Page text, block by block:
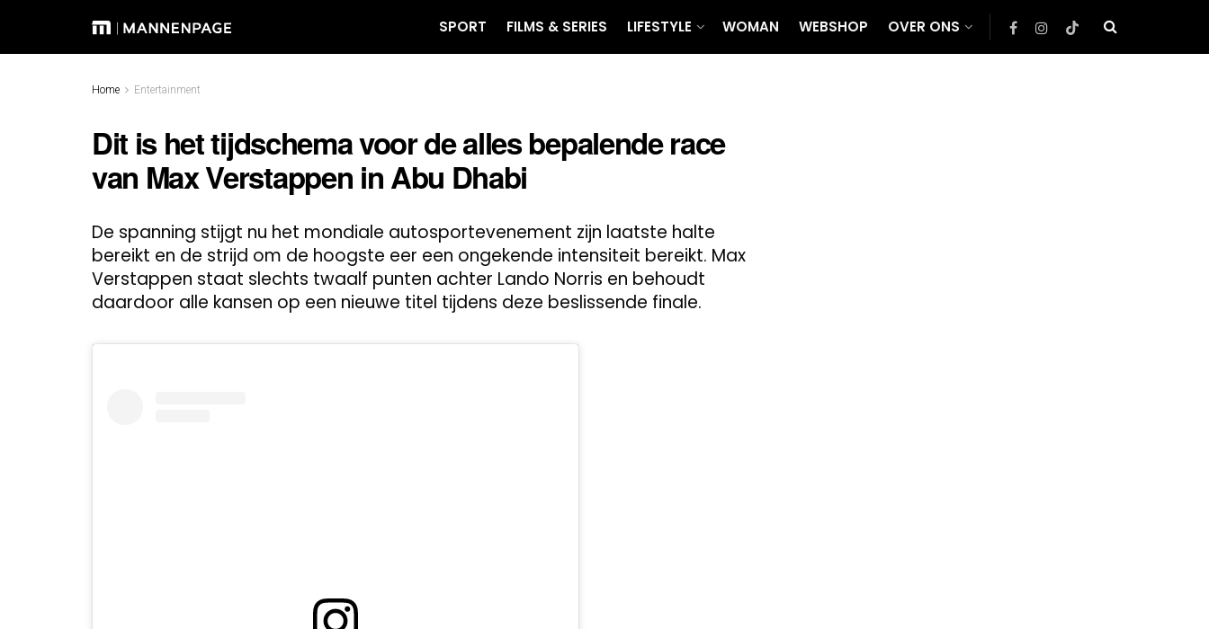
SPORT FILMS & SERIES LIFESTYLE WOMAN WEBSHOP OVER ONS
Home Entertainment
Dit is het tijdschema voor de alles bepalende race
van Max Verstappen in Abu Dhabi
De spanning stijgt nu het mondiale autosportevenement zijn laatste halte
bereikt en de strijd om de hoogste eer een ongekende intensiteit bereikt. Max
Verstappen staat slechts twaalf punten achter Lando Norris en behoudt
daardoor alle kansen op een nieuwe titel tijdens deze beslissende finale.